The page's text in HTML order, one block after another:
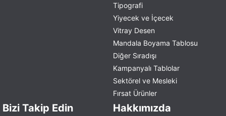
Tipografi
Yiyecek ve İçecek
Vitray Desen
Mandala Boyama Tablosu
Diğer Sıradışı
Kampanyalı Tablolar
Sektörel ve Mesleki
Fırsat Ürünler
Bizi Takip Edin Hakkımızda